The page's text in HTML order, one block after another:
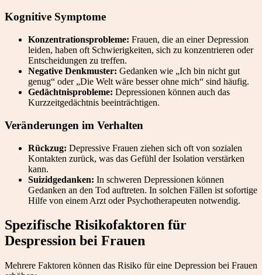
Kognitive Symptome
Konzentrationsprobleme: Frauen, die an einer Depression
leiden, haben oft Schwierigkeiten, sich zu konzentrieren oder
Entscheidungen zu treffen.
Negative Denkmuster: Gedanken wie „Ich bin nicht gut
genug“ oder „Die Welt wäre besser ohne mich“ sind häufig.
Gedächtnisprobleme: Depressionen können auch das
Kurzzeitgedächtnis beeinträchtigen.
Veränderungen im Verhalten
Rückzug: Depressive Frauen ziehen sich oft von sozialen
Kontakten zurück, was das Gefühl der Isolation verstärken
kann.
Suizidgedanken: In schweren Depressionen können
Gedanken an den Tod auftreten. In solchen Fällen ist sofortige
Hilfe von einem Arzt oder Psychotherapeuten notwendig.
Spezifische Risikofaktoren für
Despression bei Frauen
Mehrere Faktoren können das Risiko für eine Depression bei Frauen